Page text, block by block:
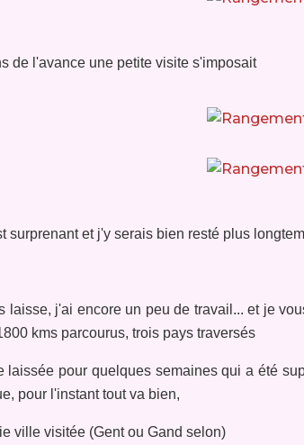
de l'avance une petite visite s'imposait
surprenant et j'y serais bien resté plus
laisse, j'ai encore un peu de travail... et je
kms parcourus, trois pays traversés
laissée pour quelques semaines qui a été
pour l'instant tout va bien,
ville visitée (Gent ou Gand selon)